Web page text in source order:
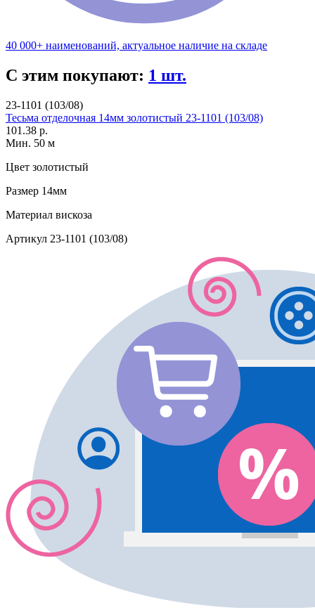
40 000+ наименований, актуальное наличие на складе
С этим покупают: 1 шт.
23-1101 (103/08)
Тесьма отделочная 14мм золотистый 23-1101 (103/08)
101.38 р.
Мин. 50 м
Цвет золотистый
Размер 14мм
Материал вискоза
Артикул 23-1101 (103/08)